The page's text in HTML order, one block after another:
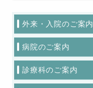
外来・入院のご案内
病院のご案内
診療科のご案内